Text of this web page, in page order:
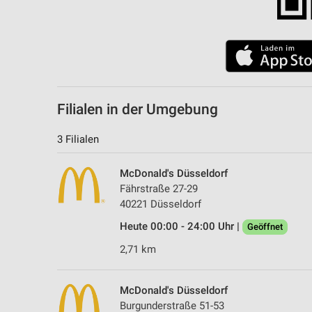
Filialen in der Umgebung
3 Filialen
McDonald's Düsseldorf
Fährstraße 27-29
40221 Düsseldorf
Heute 00:00 - 24:00 Uhr |
Geöffnet
2,71 km
McDonald's Düsseldorf
Burgunderstraße 51-53